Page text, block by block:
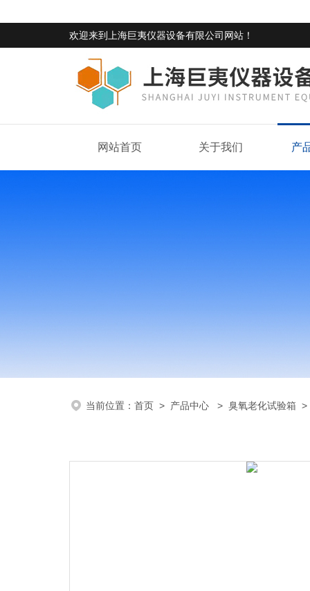
欢迎来到 上海巨夷仪器设备有限公司网站 ！
网站首页 关于我们 产
当前位置： 首页 > 产品中心 > 臭氧老化试验箱